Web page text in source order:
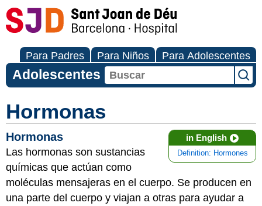
Para Padres Para Niños Para Adolescentes
Adolescentes
Hormonas
in English
Definition: Hormones
Hormonas
Las hormonas son sustancias
químicas que actúan como
moléculas mensajeras en el cuerpo. Se producen en
una parte del cuerpo y viajan a otras para ayudar a